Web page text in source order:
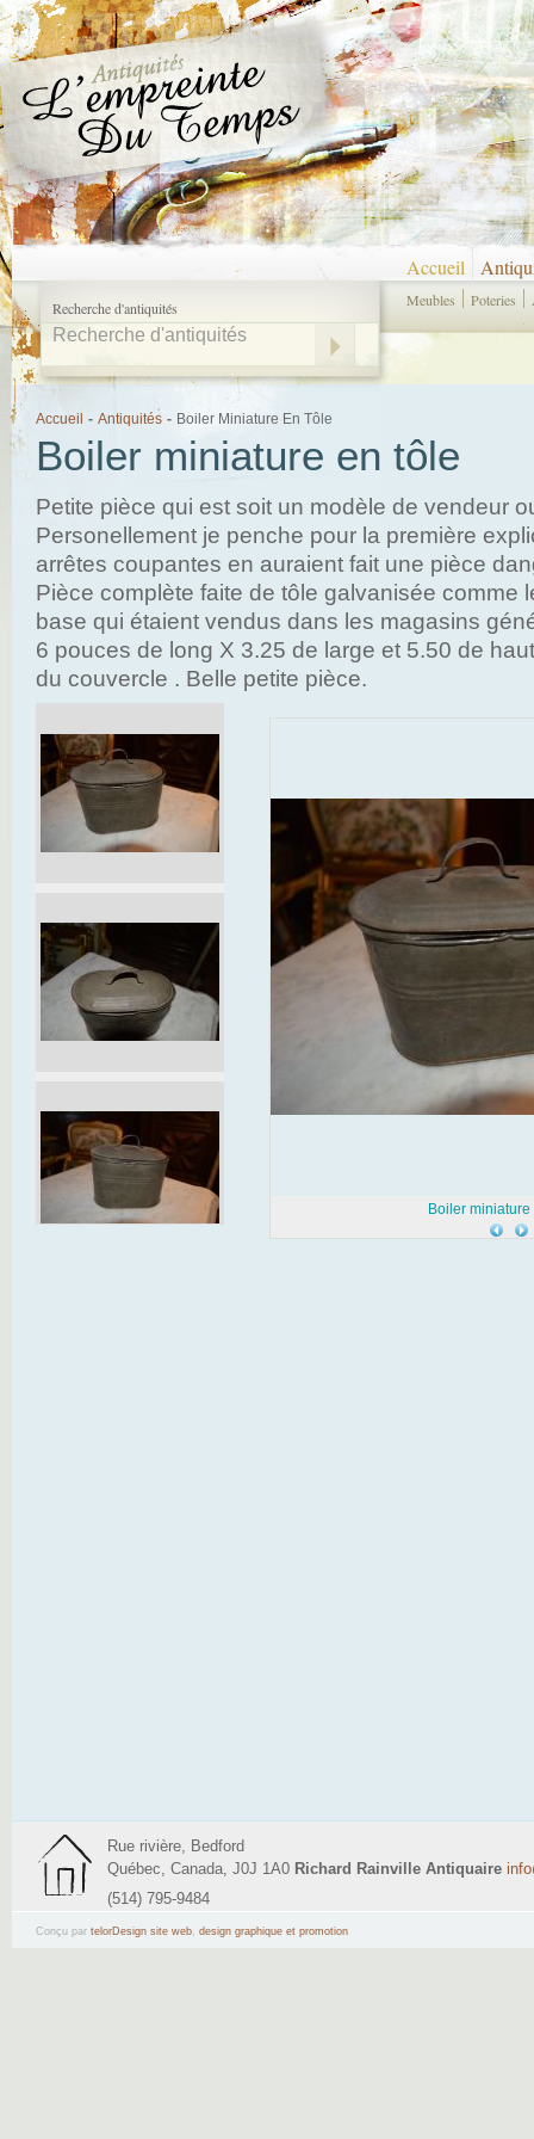
Recherche d'antiquités
Accueil
Meubles Poteries
Accueil - Antiquités - Boiler Miniature En Tôle
Boiler miniature en tôle
Petite pièce qui est soit un modèle de vendeur
Personellement je penche pour la première
arrêtes coupantes en auraient fait une pièce
Pièce complète faite de tôle galvanisée comme
base qui étaient vendus dans les magasins
6 pouces de long X 3.25 de large et 5.50 de
du couvercle . Belle petite pièce.
Boiler
Rue rivière, Bedford
Québec, Canada, J0J 1A0 Richard Rainville Antiquaire
(514) 795-9484
Conçu par telorDesign site web, design graphique et promotion